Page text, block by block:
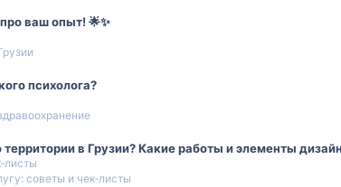
ваш опыт! 🌟✨
психолога?
в Грузии? Какие работы и элементы
советы и чек‑листы